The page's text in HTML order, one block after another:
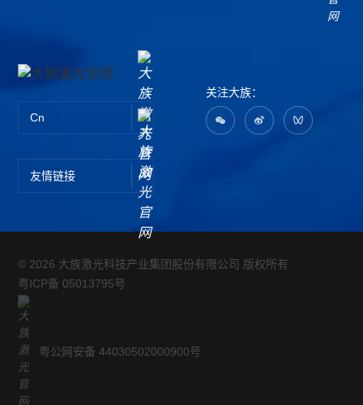
Cn
关注大族：
友情链接
© 2026 大族激光科技产业集团股份有限公司 版权所有
粤ICP备 05013795号
粤公网安备 44030502000900号